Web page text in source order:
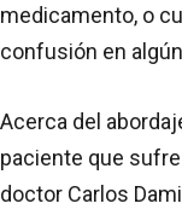
medicamento, o
confusión en
Acerca del
paciente que
doctor Carlos